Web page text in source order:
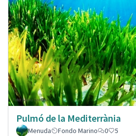
Pulmó de la Mediterrània
Menuda
Fondo Marino 0 5